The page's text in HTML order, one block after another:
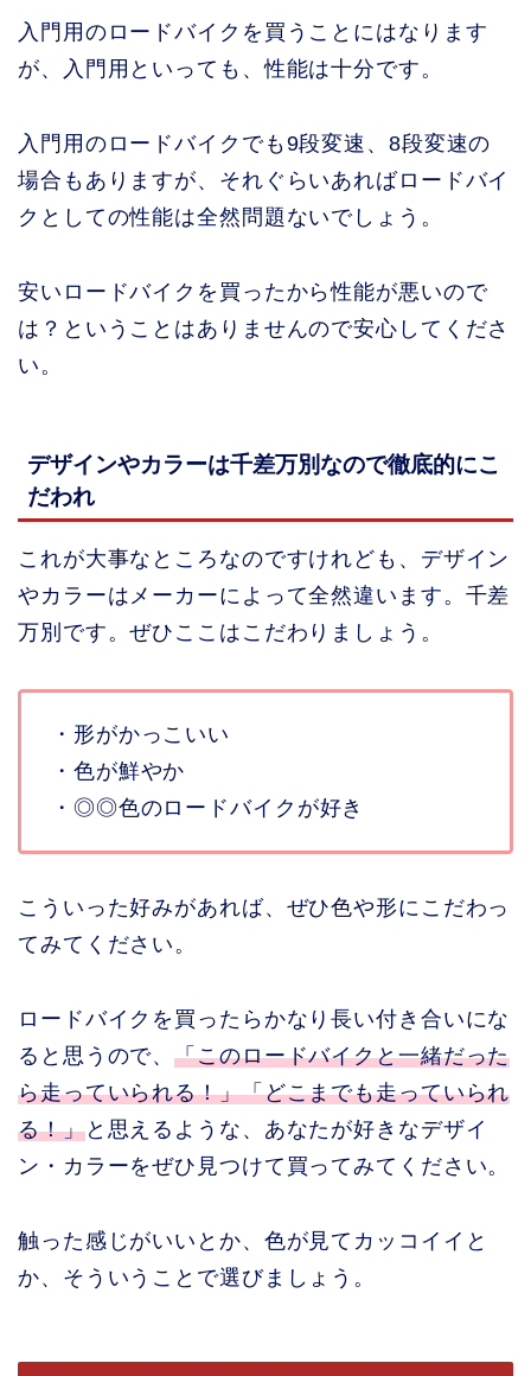
入門用のロードバイクを買うことにはなります
が、入門用といっても、性能は十分です。
入門用のロードバイクでも9段変速、8段変速の
場合もありますが、それぐらいあればロードバイ
クとしての性能は全然問題ないでしょう。
安いロードバイクを買ったから性能が悪いので
は？ということはありませんので安心してくださ
い。
デザインやカラーは千差万別なので徹底的にこ
だわれ
これが大事なところなのですけれども、デザイン
やカラーはメーカーによって全然違います。千差
万別です。ぜひここはこだわりましょう。
・形がかっこいい
・色が鮮やか
・◎◎色のロードバイクが好き
こういった好みがあれば、ぜひ色や形にこだわっ
てみてください。
ロードバイクを買ったらかなり長い付き合いにな
ると思うので、「このロードバイクと一緒だった
ら走っていられる！」「どこまでも走っていられ
る！」と思えるような、あなたが好きなデザイ
ン・カラーをぜひ見つけて買ってみてください。
触った感じがいいとか、色が見てカッコイイと
か、そういうことで選びましょう。